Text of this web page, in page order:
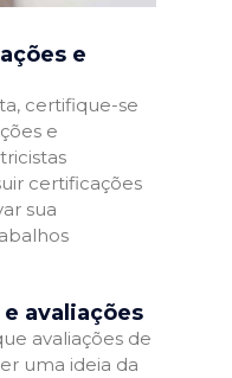
e
certifique-se
e
certificações
sua
avaliações
avaliações de
uma ideia da